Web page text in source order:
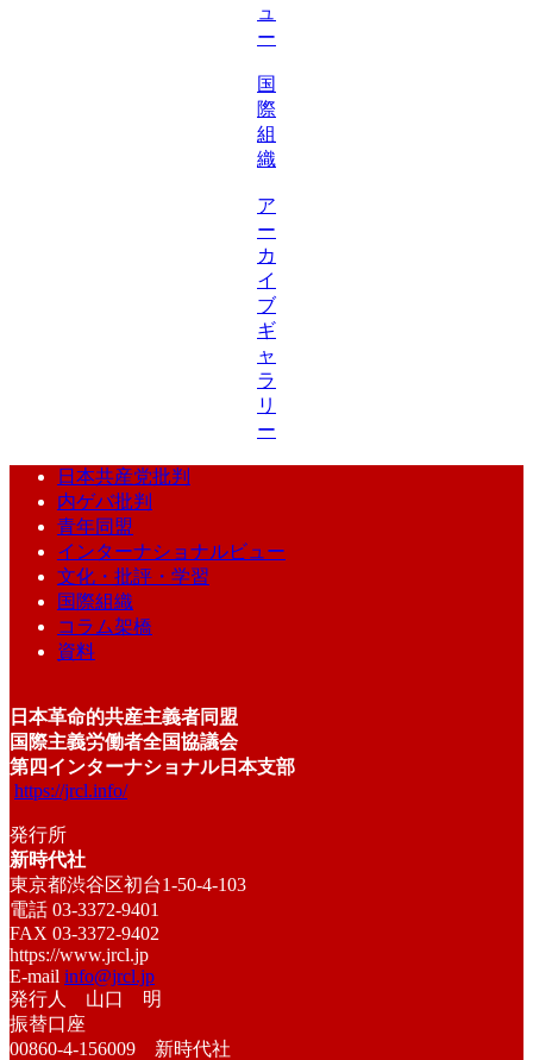
ュ
ー
国
際
組
織
ア
ー
カ
イ
ブ
ギ
ャ
ラ
リ
ー
日本共産党批判
内ゲバ批判
青年同盟
インターナショナルビュー
文化・批評・学習
国際組織
コラム架橋
資料
日本革命的共産主義者同盟
国際主義労働者全国協議会
第四インターナショナル日本支部
https://jrcl.info/
発行所
新時代社
東京都渋谷区初台1-50-4-103
電話 03-3372-9401
FAX 03-3372-9402
https://www.jrcl.jp
E-mail info@jrcl.jp
発行人 山口 明
振替口座
00860-4-156009 新時代社